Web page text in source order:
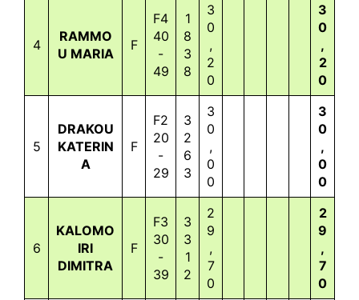
4
RAMMO
U MARIA
F
F4
40
-
49
1
8
3
8
3
0
,
2
0
3
0
,
2
0
5
DRAKOU
KATERIN
A
F
F2
20
-
29
3
2
6
3
3
0
,
0
0
3
0
,
0
0
6
KALOMO
IRI
DIMITRA
F
F3
30
-
39
3
3
1
2
2
9
,
7
0
2
9
,
7
0